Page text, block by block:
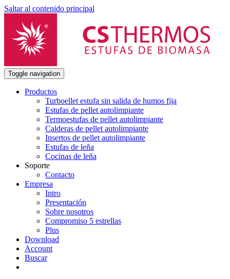
Saltar al contenido principal
Toggle navigation
Productos
Turboellet estufa sin salida de humos fija
Estufas de pellet autolimpiante
Termoestufas de pellet autolimpiante
Calderas de pellet autolimpiante
Insertos de pellet autolimpiante
Estufas de leña
Cocinas de leña
Soporte
Contacto
Empresa
Intro
Presentación
Sobre nosotros
Compromiso 5 estrellas
Plus
Download
Account
Buscar